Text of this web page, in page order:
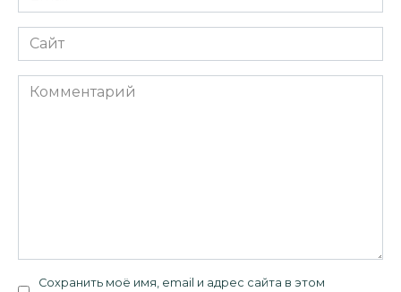
*
Сайт
Комментарий
Сохранить моё имя, email и адрес сайта в этом